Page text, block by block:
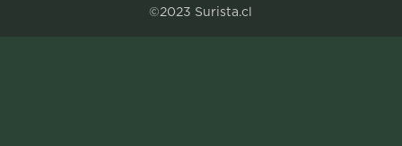
©2023 Surista.cl